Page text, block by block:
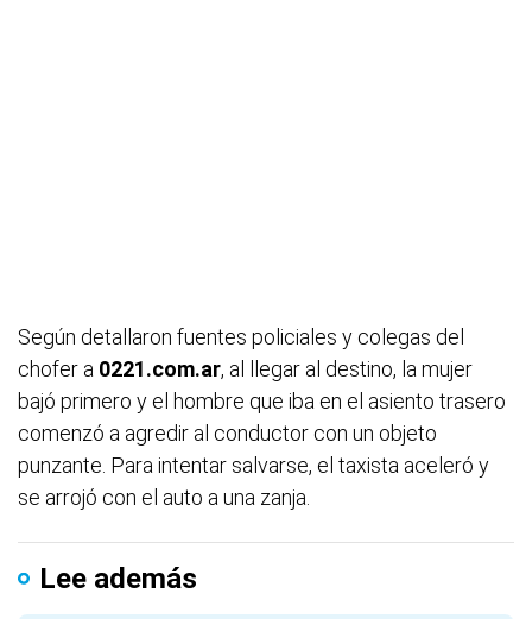
Según detallaron fuentes policiales y colegas del
chofer a 0221.com.ar, al llegar al destino, la mujer
bajó primero y el hombre que iba en el asiento trasero
comenzó a agredir al conductor con un objeto
punzante. Para intentar salvarse, el taxista aceleró y
se arrojó con el auto a una zanja.
Lee además